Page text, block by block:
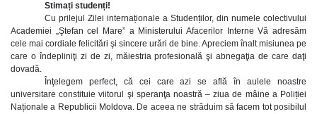
Stimați studenți!
Cu prilejul Zilei internaționale a Studenților, din numele colectivului
Academiei „Ştefan cel Mare” a Ministerului Afacerilor Interne Vă adresăm
cele mai cordiale felicitări şi sincere urări de bine. Apreciem înalt misiunea pe
care o îndepliniţi zi de zi, măiestria profesională şi abnegaţia de care daţi
dovadă.
Înţelegem perfect, că cei care azi se află în aulele noastre
universitare constituie viitorul şi speranţa noastră – ziua de mâine a Poliției
Naționale a Republicii Moldova. De aceea ne străduim să facem tot posibilul